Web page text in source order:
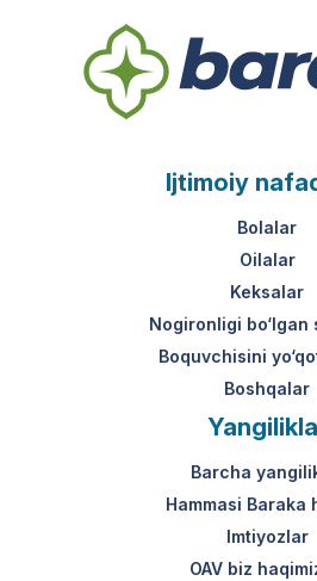
Ijtimoiy
Bolalar
Oilalar
Keksalar
Nogironligi bo‘lgan
Boquvchisini
Boshqalar
Barcha
Hammasi Baraka
Imtiyozlar
OAV biz